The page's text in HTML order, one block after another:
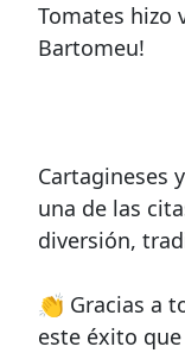
Tomates hizo
Bartomeu!
Cartagineses
una de las
diversión,
👏 Gracias a
este éxito